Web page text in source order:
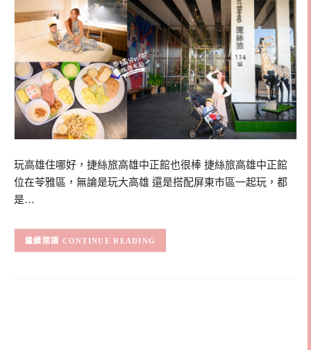
玩高雄住哪好，捷絲旅高雄中正館也很棒 捷絲旅高雄中正館
位在苓雅區，無論是玩大高雄 還是搭配屏東市區一起玩，都
是…
CONTINUE READING